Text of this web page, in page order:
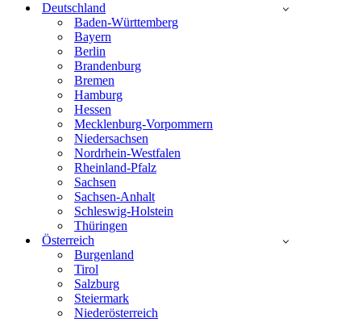
Deutschland
Baden-Württemberg
Bayern
Berlin
Brandenburg
Bremen
Hamburg
Hessen
Mecklenburg-Vorpommern
Niedersachsen
Nordrhein-Westfalen
Rheinland-Pfalz
Sachsen
Sachsen-Anhalt
Schleswig-Holstein
Thüringen
Österreich
Burgenland
Tirol
Salzburg
Steiermark
Niederösterreich